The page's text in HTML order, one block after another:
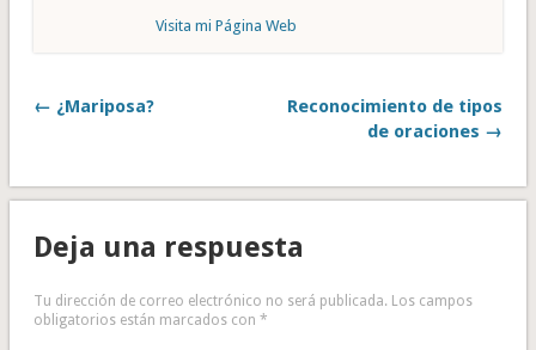
Visita mi Página Web
← ¿Mariposa?
Reconocimiento de tipos
de oraciones →
Deja una respuesta
Tu dirección de correo electrónico no será publicada. Los campos
obligatorios están marcados con *